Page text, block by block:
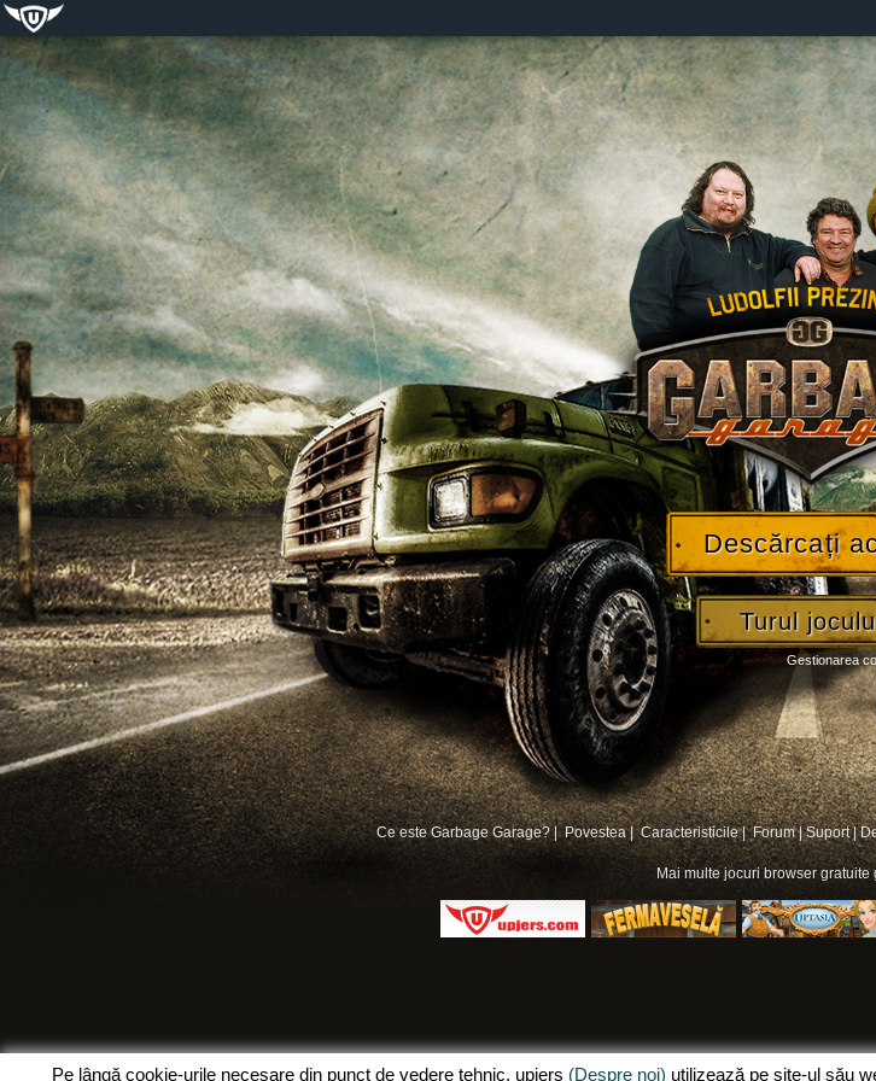
Descărcați
Turul
Ce este Garbage Garage? | Povestea | Caracteristicile | Forum|Suport|
Mai multe jocuri browser gratuite
Gestionarea
Pe lângă cookie-urile necesare din punct de vedere tehnic, upjers (Despre noi) utilizează pe site-ul său